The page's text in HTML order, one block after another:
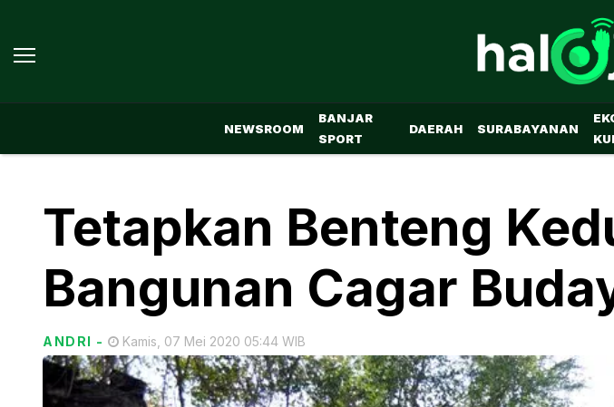
NEWSROOM
BANJAR
SPORT
DAERAH SURABAYANAN
Tetapkan Benteng
Bangunan Cagar
ANDRI - Kamis, 07 Mei 2020 05:44 WIB